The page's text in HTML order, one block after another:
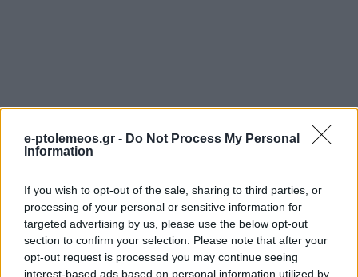
e-ptolemeos.gr - Do Not Process My Personal
Information
If you wish to opt-out of the sale, sharing to third parties, or
processing of your personal or sensitive information for
targeted advertising by us, please use the below opt-out
section to confirm your selection. Please note that after your
opt-out request is processed you may continue seeing
interest-based ads based on personal information utilized by
ΡΕΠΟΡΤΆΖ ΜΟΥΣΙΚΈΣ ΕΠΙΛΟΓΈΣ